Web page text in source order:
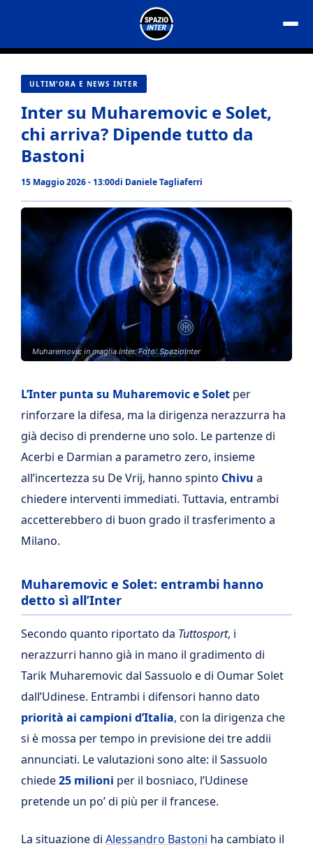
contenuto
ULTIM'ORA E NEWS INTER
Inter su Muharemovic e Solet,
chi arriva? Dipende tutto da
Bastoni
15 Maggio 2026 - 13:00di Daniele Tagliaferri
Muharemovic in maglia Inter. Foto: SpazioInter
L’Inter punta su Muharemovic e Solet per
rinforzare la difesa, ma la dirigenza nerazzurra ha
già deciso di prenderne uno solo. Le partenze di
Acerbi e Darmian a parametro zero, insieme
all’incertezza su De Vrij, hanno spinto Chivu a
chiedere interventi immediati. Tuttavia, entrambi
accetterebbero di buon grado il trasferimento a
Milano.
Muharemovic e Solet: entrambi hanno
detto sì all’Inter
Secondo quanto riportato da Tuttosport, i
nerazzurri hanno già in mano il gradimento di
Tarik Muharemovic dal Sassuolo e di Oumar Solet
dall’Udinese. Entrambi i difensori hanno dato
priorità ai campioni d’Italia, con la dirigenza che
si è mossa per tempo in previsione dei tre addii
annunciati. Le valutazioni sono alte: il Sassuolo
chiede25 milioni per il bosniaco, l’Udinese
pretende un po’ di più per il francese.
La situazione di Alessandro Bastoni ha cambiato il